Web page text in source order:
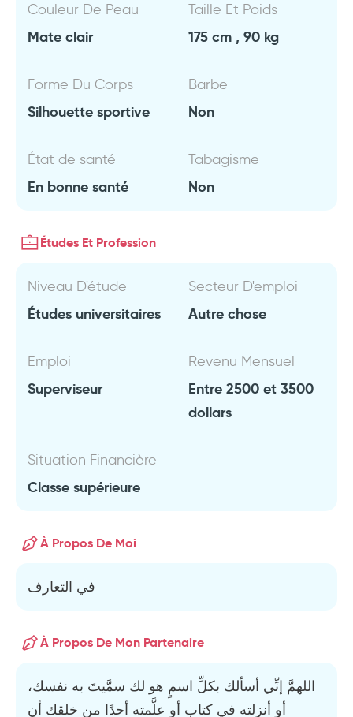
Couleur De Peau
Mate clair
Taille Et Poids
175 cm , 90 kg
Forme Du Corps
Silhouette sportive
Barbe
Non
État de santé
En bonne santé
Tabagisme
Non
Études Et Profession
Niveau D'étude
Études universitaires
Secteur D'emploi
Autre chose
Emploi
Superviseur
Revenu Mensuel
Entre 2500 et 3500
dollars
Situation Financière
Classe supérieure
À Propos De Moi
في التعارف
À Propos De Mon Partenaire
اللهمَّ إنِّي أسألك بكلِّ اسمٍ هو لك سمَّيتَ به نفسك،
أو أنزلته في كتاب أو علَّمته أحدًا من خلقك أن